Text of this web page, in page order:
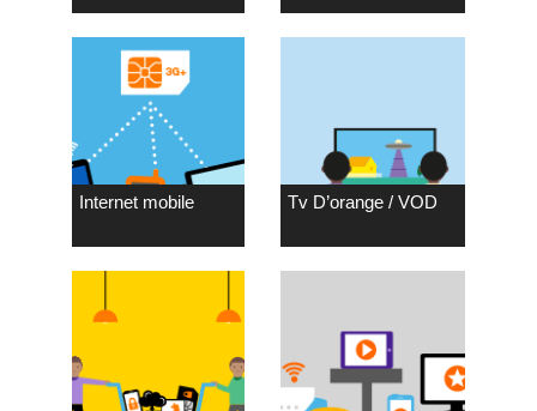
Internet mobile Tv D’orange / VOD